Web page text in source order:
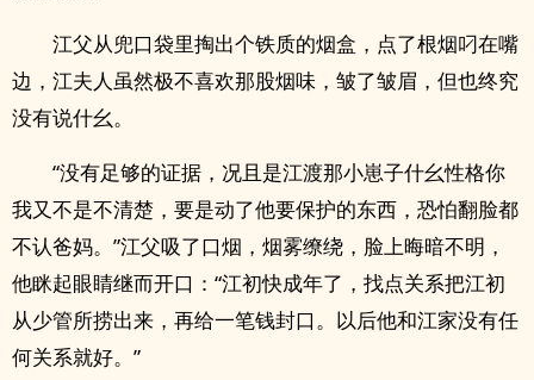
江父从兜口袋里掏出个铁质的烟盒，点了根烟叼在嘴
边，江夫人虽然极不喜欢那股烟味，皱了皱眉，但也终究
没有说什幺。
“没有足够的证据，况且是江渡那小崽子什幺性格你
我又不是不清楚，要是动了他要保护的东西，恐怕翻脸都
不认爸妈。”江父吸了口烟，烟雾缭绕，脸上晦暗不明，
他眯起眼睛继而开口：“江初快成年了，找点关系把江初
从少管所捞出来，再给一笔钱封口。以后他和江家没有任
何关系就好。”